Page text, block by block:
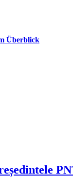
Überblick